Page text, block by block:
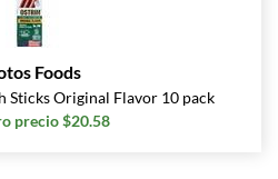
Foods
Sticks Original Flavor 10 pack
precio $20.58